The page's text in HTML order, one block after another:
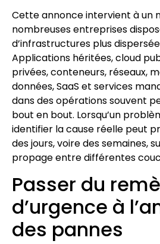
Cette annonce intervient à un
nombreuses entreprises
d’infrastructures plus
Applications héritées, cloud
privées, conteneurs, réseaux,
données, SaaS et services
dans des opérations souvent
bout en bout. Lorsqu’un
identifier la cause réelle peut
des jours, voire des semaines,
propage entre différentes
Passer du
d’urgence à
des pannes